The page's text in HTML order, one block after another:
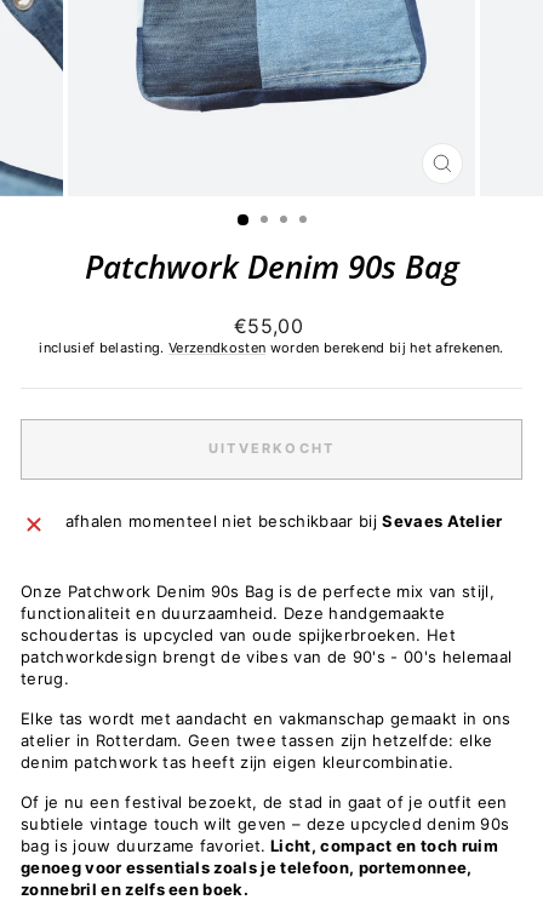
SLUITEN
Patchwork Denim 90s Bag
Normale
prijs
€55,00
inclusief belasting.Verzendkosten worden berekend bij het afrekenen.
UITVERKOCHT
afhalen momenteel niet beschikbaar bijSevaes Atelier
Onze Patchwork Denim 90s Bag is de perfecte mix van stijl,
functionaliteit en duurzaamheid. Deze handgemaakte
schoudertas is upcycled van oude spijkerbroeken. Het
patchworkdesign brengt de vibes van de 90's - 00's helemaal
terug.
Elke tas wordt met aandacht en vakmanschap gemaakt in ons
atelier in Rotterdam. Geen twee tassen zijn hetzelfde: elke
denim patchwork tas heeft zijn eigen kleurcombinatie.
Of je nu een festival bezoekt, de stad in gaat of je outfit een
subtiele vintage touch wilt geven – deze upcycled denim 90s
bag is jouw duurzame favoriet. Licht, compact en toch ruim
genoeg voor essentials zoals je telefoon, portemonnee,
zonnebril en zelfs een boek.